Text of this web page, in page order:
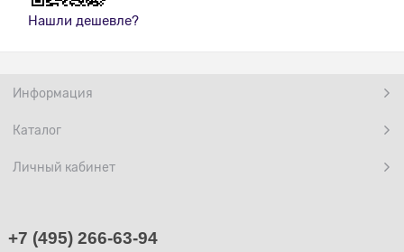
Нашли дешевле?
Информация
Каталог
Личный кабинет
+7 (495) 266-63-94